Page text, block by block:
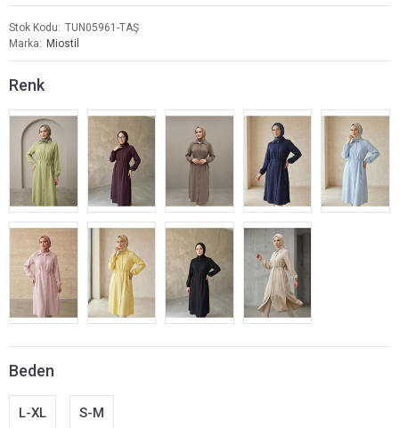
Stok Kodu
TUN05961-TAŞ
Marka
Miostil
Renk
Beden
L-XL S-M